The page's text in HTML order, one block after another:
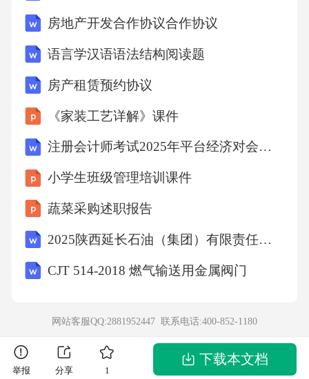
房地产开发合作协议合作协议
语言学汉语语法结构阅读题
房产租赁预约协议
《家装工艺详解》课件
注册会计师考试2025年平台经济对会计的挑战与策略试题及答案
小学生班级管理培训课件
蔬菜采购述职报告
2025陕西延长石油（集团）有限责任公司招聘（1881人）笔试备考题库及答案解析
CJT 514-2018 燃气输送用金属阀门
网站客服QQ:2881952447 联系电话:400-852-1180
举报 分享 1
下载本文档